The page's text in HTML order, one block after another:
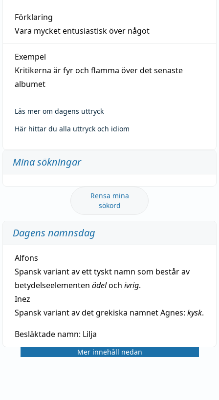
Förklaring
Vara mycket entusiastisk över något
Exempel
Kritikerna är fyr och flamma över det senaste
albumet
Läs mer om dagens uttryck
Här hittar du alla uttryck och idiom
Mina sökningar
Rensa mina
sökord
Dagens namnsdag
Alfons
Spansk variant av ett tyskt namn som består av
betydelseelementen ädeloch ivrig.
Inez
Spansk variant av det grekiska namnet Agnes: kysk.
Besläktade namn: Lilja
Mer innehåll nedan